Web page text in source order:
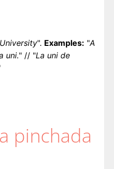
University". Examples: "A
uni." // "La uni de
pinchada